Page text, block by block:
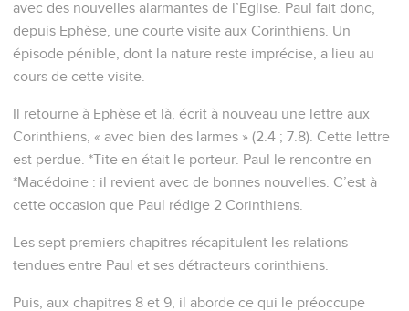
avec des nouvelles alarmantes de l’Eglise. Paul fait donc,
depuis Ephèse, une courte visite aux Corinthiens. Un
épisode pénible, dont la nature reste imprécise, a lieu au
cours de cette visite.
Il retourne à Ephèse et là, écrit à nouveau une lettre aux
Corinthiens, « avec bien des larmes » (2.4 ; 7.8). Cette lettre
est perdue. *Tite en était le porteur. Paul le rencontre en
*Macédoine : il revient avec de bonnes nouvelles. C’est à
cette occasion que Paul rédige 2 Corinthiens.
Les sept premiers chapitres récapitulent les relations
tendues entre Paul et ses détracteurs corinthiens.
Puis, aux chapitres 8 et 9, il aborde ce qui le préoccupe